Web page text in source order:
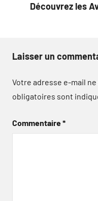
Découvrez les
Laisser un
Votre adresse e-mail ne
obligatoires sont
Commentaire*